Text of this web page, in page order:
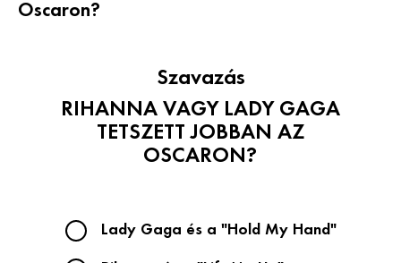
Oscaron?
Szavazás
RIHANNA VAGY LADY GAGA
TETSZETT JOBBAN AZ
OSCARON?
Lady Gaga és a "Hold My Hand"